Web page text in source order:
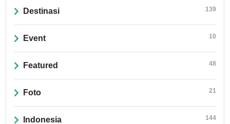
Destinasi 139
Event 10
Featured 48
Foto 21
Indonesia 144